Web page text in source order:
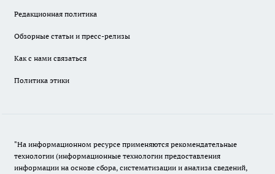
Редакционная политика
Обзорные статьи и пресс-релизы
Как с нами связаться
Политика этики
"На информационном ресурсе применяются рекомендательные
технологии (информационные технологии предоставления
информации на основе сбора, систематизации и анализа сведений,